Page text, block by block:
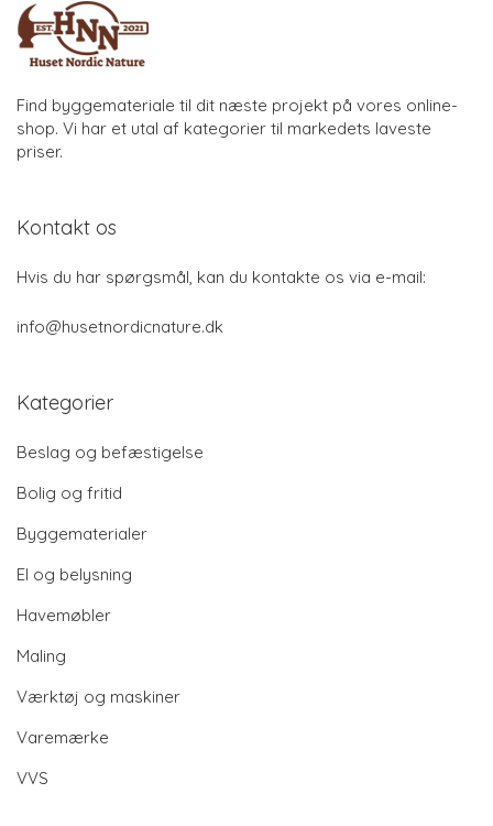
Find byggemateriale til dit næste projekt på vores online-
shop. Vi har et utal af kategorier til markedets laveste
priser.
Kontakt os
Hvis du har spørgsmål, kan du kontakte os via e-mail:
info@husetnordicnature.dk
Kategorier
Beslag og befæstigelse
Bolig og fritid
Byggematerialer
El og belysning
Havemøbler
Maling
Værktøj og maskiner
Varemærke
VVS